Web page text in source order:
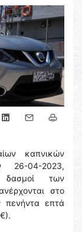
καπνικών
26-04-2023,
δασμοί των
στο
πενήντα επτά